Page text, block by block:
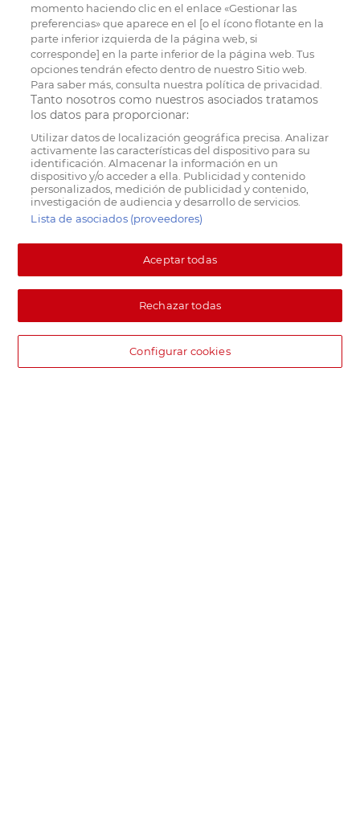
momento haciendo clic en el enlace «Gestionar las
preferencias» que aparece en el [o el ícono flotante en la
parte inferior izquierda de la página web, si
corresponde] en la parte inferior de la página web. Tus
opciones tendrán efecto dentro de nuestro Sitio web.
Para saber más, consulta nuestra política de privacidad.
Tanto nosotros como nuestros asociados tratamos
los datos para proporcionar:
Utilizar datos de localización geográfica precisa. Analizar
activamente las características del dispositivo para su
identificación. Almacenar la información en un
dispositivo y/o acceder a ella. Publicidad y contenido
personalizados, medición de publicidad y contenido,
investigación de audiencia y desarrollo de servicios.
Lista de asociados (proveedores)
Aceptar todas
Rechazar todas
Configurar cookies